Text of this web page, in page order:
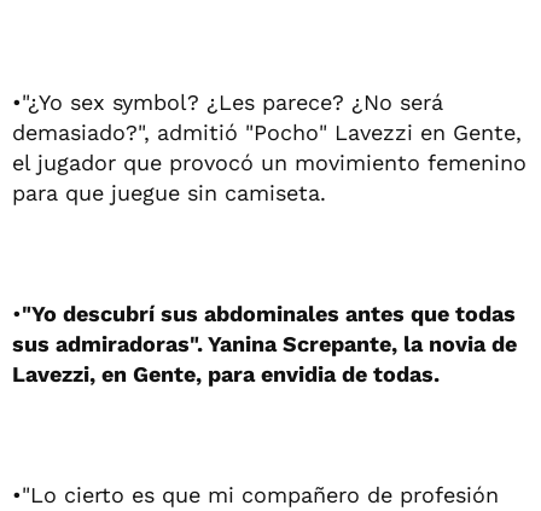
•"¿Yo sex symbol? ¿Les parece? ¿No será
demasiado?", admitió "Pocho" Lavezzi en Gente,
el jugador que provocó un movimiento femenino
para que juegue sin camiseta.
•"Yo descubrí sus abdominales antes que todas
sus admiradoras". Yanina Screpante, la novia de
Lavezzi, en Gente, para envidia de todas.
•"Lo cierto es que mi compañero de profesión